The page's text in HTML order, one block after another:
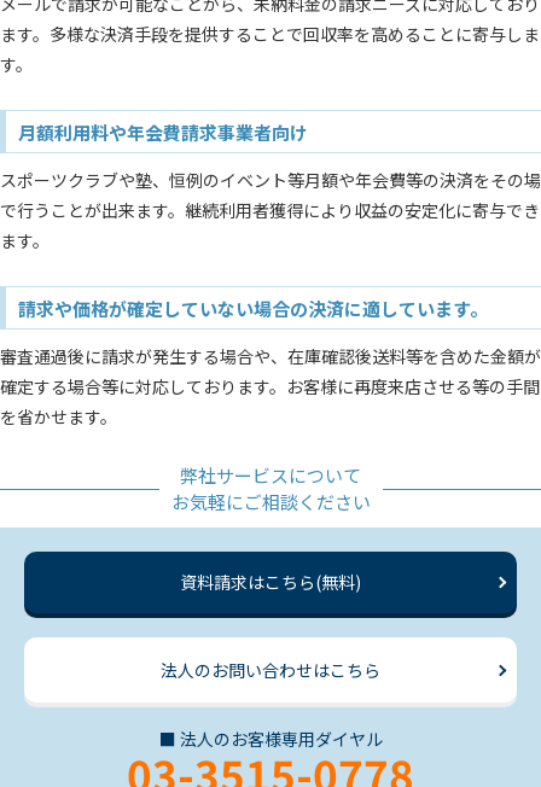
ます。多様な決済手段を提供することで回収率を高めることに寄与しま
す。
月額利用料や年会費請求事業者向け
スポーツクラブや塾、恒例のイベント等月額や年会費等の決済をその場
で行うことが出来ます。継続利用者獲得により収益の安定化に寄与でき
ます。
請求や価格が確定していない場合の決済に適しています。
審査通過後に請求が発生する場合や、在庫確認後送料等を含めた金額が
確定する場合等に対応しております。お客様に再度来店させる等の手間
を省かせます。
弊社サービスについて
お気軽にご相談ください
資料請求はこちら(無料)
法人のお問い合わせはこちら
■ 法人のお客様専用ダイヤル
03-3515-0778